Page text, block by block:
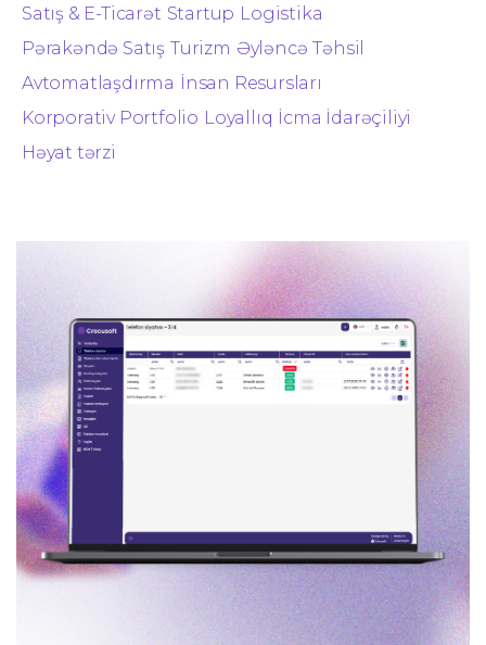
Satış & E-Ticarət Startup Logistika
Pərakəndə Satış Turizm Əyləncə Təhsil
Avtomatlaşdırma İnsan Resursları
Korporativ Portfolio Loyallıq İcma İdarəçiliyi
Həyat tərzi